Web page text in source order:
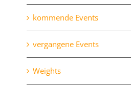
Mittwoch, 28.10.
kommende Events
vergangene Events
Weights